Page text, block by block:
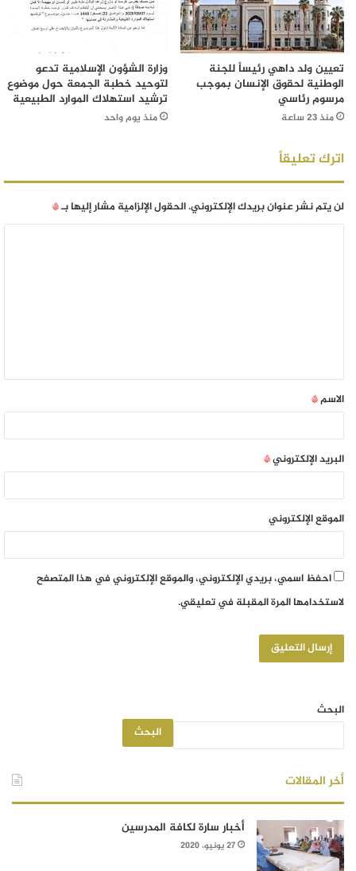
تعيين ولد داهي رئيساً للجنة
الوطنية لحقوق الإنسان بموجب
مرسوم رئاسي
منذ 23 ساعة
وزارة الشؤون الإسلامية تدعو
لتوحيد خطبة الجمعة حول موضوع
ترشيد استهلاك الموارد الطبيعية
منذ يوم واحد
اترك تعليقاً
لن يتم نشر عنوان بريدك الإلكتروني.الحقول الإلزامية مشار إليها بـ*
الاسم*
البريد الإلكتروني*
الموقع الإلكتروني
احفظ اسمي، بريدي الإلكتروني، والموقع الإلكتروني في هذا المتصفح
لاستخدامها المرة المقبلة في تعليقي.
البحث
البحث
أخر المقالات
أخبار سارة لكافة المدرسين
27 يونيو، 2020